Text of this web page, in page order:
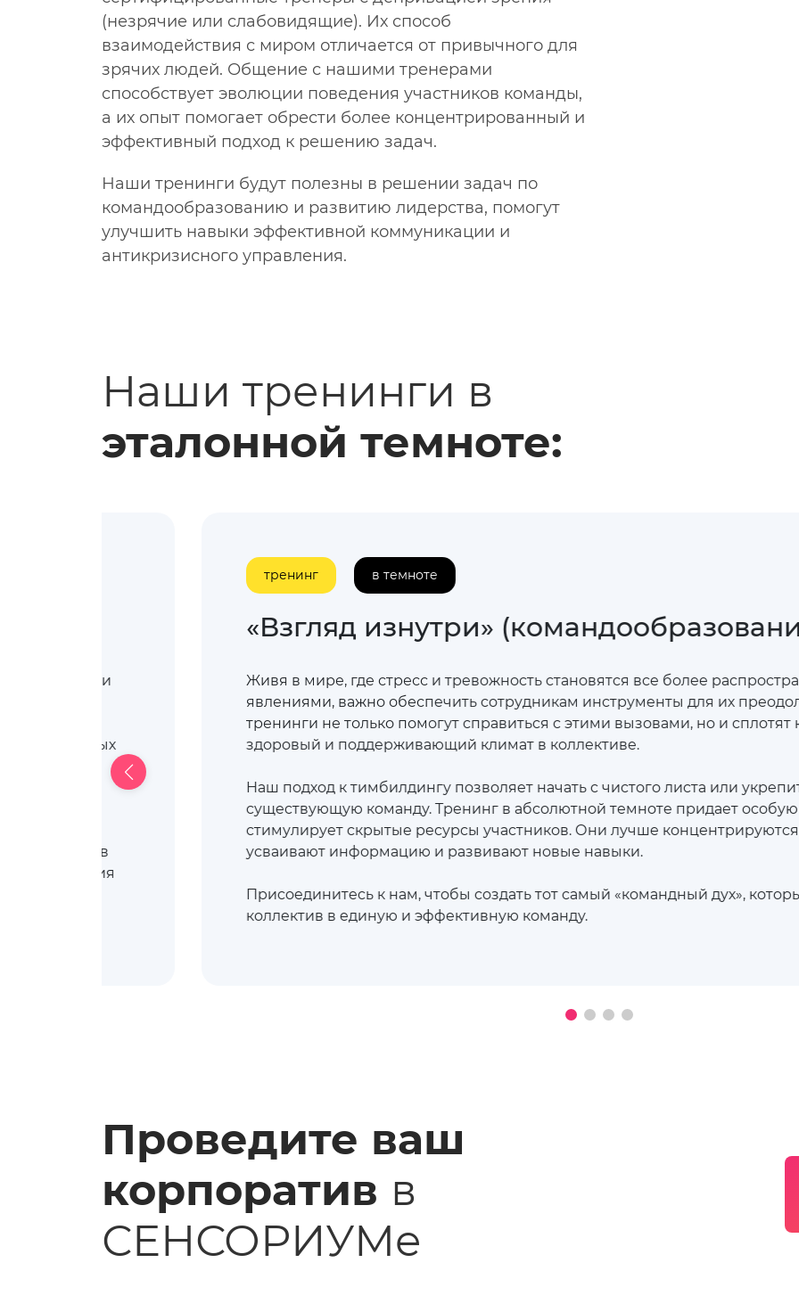
(незрячие или слабовидящие). Их способ
взаимодействия с миром отличается от привычного для
зрячих людей. Общение с нашими тренерами
способствует эволюции поведения участников команды,
а их опыт помогает обрести более концентрированный и
эффективный подход к решению задач.
Наши тренинги будут полезны в решении задач по
командообразованию и развитию лидерства, помогут
улучшить навыки эффективной коммуникации и
антикризисного управления.
Наши тренинги в
эталонной темноте:
свои
в кризисных
Только в
решения
тренинг в темноте
«Взгляд изнутри»
Живя в мире, где стресс и тревожность становятся все более
явлениями, важно обеспечить сотрудникам инструменты для их
тренинги не только помогут справиться с этими вызовами, но и сплотят
здоровый и поддерживающий климат в коллективе.
Наш подход к тимбилдингу позволяет начать с чистого листа или
существующую команду. Тренинг в абсолютной темноте придает
стимулирует скрытые ресурсы участников. Они лучше
усваивают информацию и развивают новые навыки.
Присоединитесь к нам, чтобы создать тот самый «командный дух»,
коллектив в единую и эффективную команду.
Проведите ваш
корпоратив в
СЕНСОРИУМе